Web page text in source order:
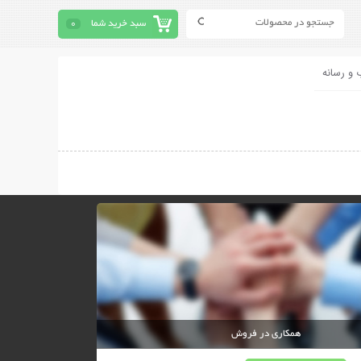
سبد خرید شما 0
و رسانه
همکاری در فروش